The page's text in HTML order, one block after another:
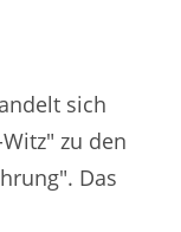
sich
zu den
Das